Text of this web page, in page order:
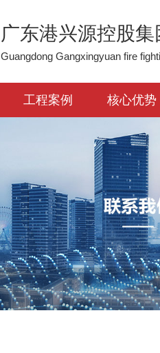
广东港兴源控股集
Guangdong Gangxingyuan fire
工程案例 核心优势